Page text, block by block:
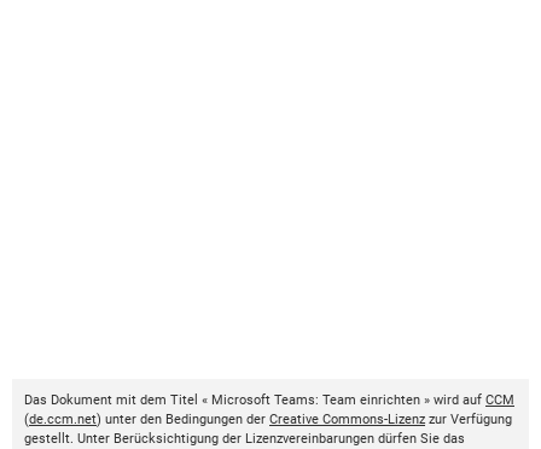
Das Dokument mit dem Titel « Microsoft Teams: Team einrichten » wird auf CCM
(de.ccm.net) unter den Bedingungen der Creative Commons-Lizenz zur Verfügung
gestellt. Unter Berücksichtigung der Lizenzvereinbarungen dürfen Sie das